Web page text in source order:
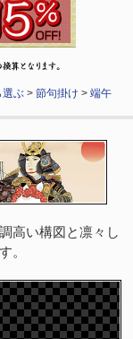
選ぶ >節句掛け >端午
高い構図と凛々し
。